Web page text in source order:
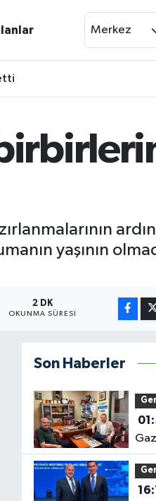
Merkez
yaşının
2 DK
OKUNMA SÜRESI
Son Haberler